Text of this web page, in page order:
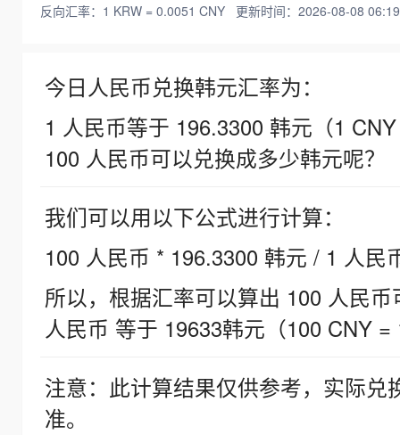
反向汇率：1 KRW = 0.0051 CNY 更新时间：2026-08-08
今日人民币兑换韩元汇率为：
1 人民币等于 196.3300 韩元（1
100 人民币可以兑换成多少韩元呢？
我们可以用以下公式进行计算：
100 人民币 * 196.3300 韩元 / 1 人民
所以，根据汇率可以算出 100 人民
人民币 等于 19633韩元（100 CNY =
注意：此计算结果仅供参考，实际
准。